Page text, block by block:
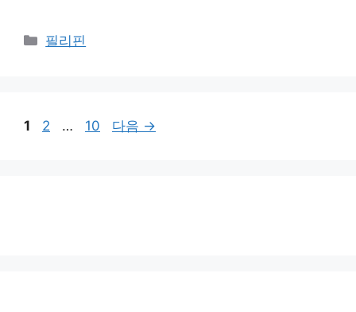
카
필리핀
페
1
페
2 …
페
10 다음 →